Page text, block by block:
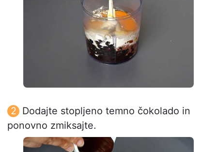
Dodajte stopljeno temno čokolado in
ponovno zmiksajte.